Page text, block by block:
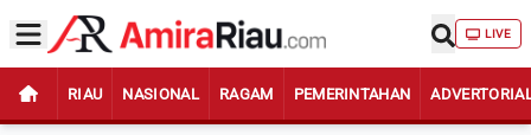
LIVE
RIAU NASIONAL RAGAM PEMERINTAHAN